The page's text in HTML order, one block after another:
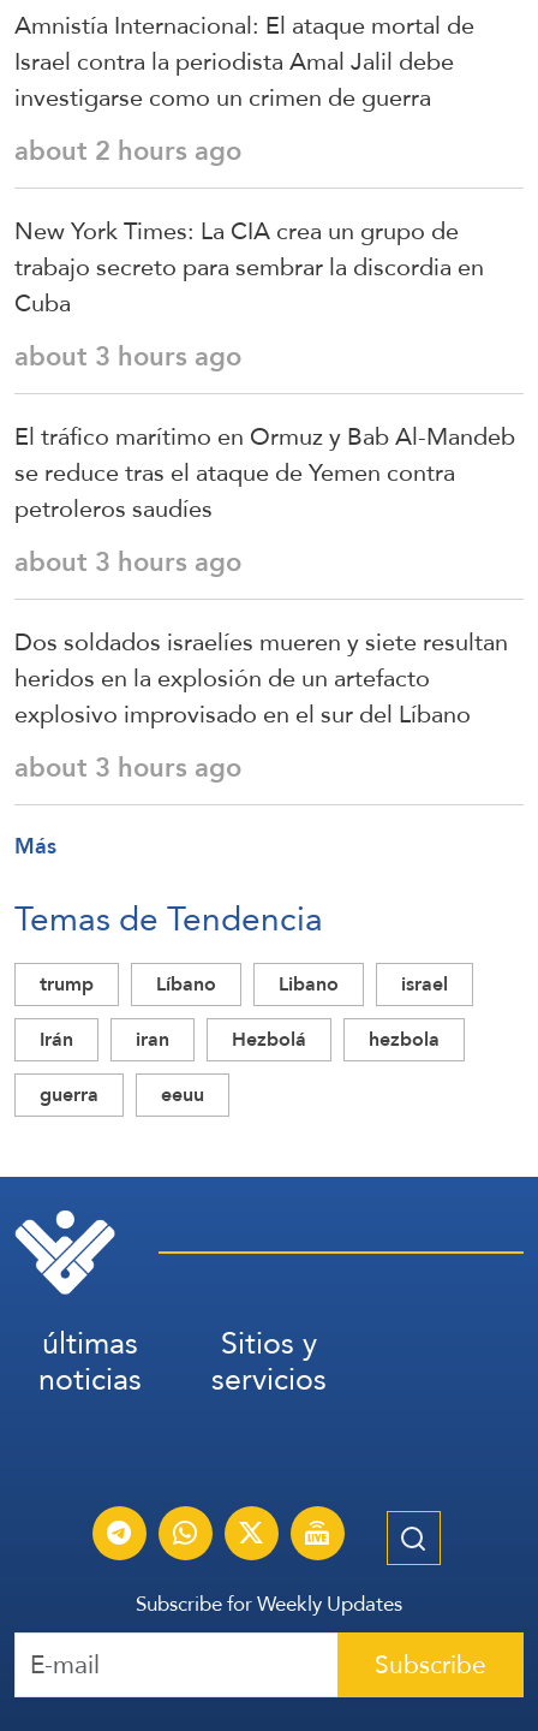
Amnistía Internacional: El ataque mortal de
Israel contra la periodista Amal Jalil debe
investigarse como un crimen de guerra
about 2 hours ago
New York Times: La CIA crea un grupo de
trabajo secreto para sembrar la discordia en
Cuba
about 3 hours ago
El tráfico marítimo en Ormuz y Bab Al-Mandeb
se reduce tras el ataque de Yemen contra
petroleros saudíes
about 3 hours ago
Dos soldados israelíes mueren y siete resultan
heridos en la explosión de un artefacto
explosivo improvisado en el sur del Líbano
about 3 hours ago
Más
Temas de Tendencia
trump Líbano Libano
israel
Irán
iran Hezbolá
hezbola
guerra
eeuu
últimas
noticias
Sitios y
servicios
Subscribe for Weekly Updates
Subscribe